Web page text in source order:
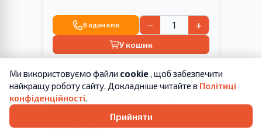
В один клік − +
У кошик
Легкові автомобілі Audi
1982-1991
Ми використовуємо файли cookie, щоб забезпечити
найкращу роботу сайту. Докладніше читайте в Політиці
конфіденційності.
Прийняти